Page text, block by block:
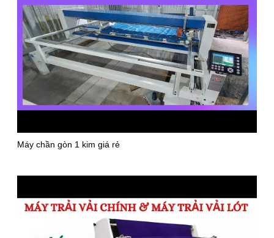
Máy chần gòn 1 kim giá rẻ